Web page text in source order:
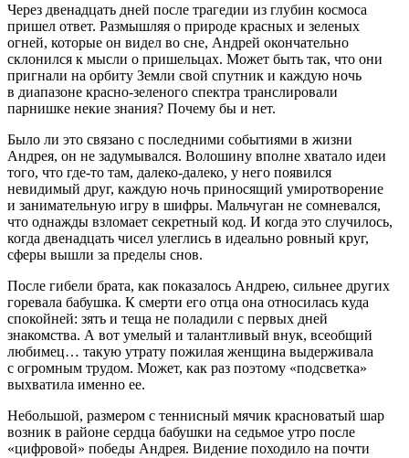
Через двенадцать дней после трагедии из глубин космоса
пришел ответ. Размышляя о природе красных и зеленых
огней, которые он видел во сне, Андрей окончательно
склонился к мысли о пришельцах. Может быть так, что они
пригнали на орбиту Земли свой спутник и каждую ночь
в диапазоне красно-зеленого спектра транслировали
парнишке некие знания? Почему бы и нет.
Было ли это связано с последними событиями в жизни
Андрея, он не задумывался. Волошину вполне хватало идеи
того, что где-то там, далеко-далеко, у него появился
невидимый друг, каждую ночь приносящий умиротворение
и занимательную игру в шифры. Мальчуган не сомневался,
что однажды взломает секретный код. И когда это случилось,
когда двенадцать чисел улеглись в идеально ровный круг,
сферы вышли за пределы снов.
После гибели брата, как показалось Андрею, сильнее других
горевала бабушка. К смерти его отца она относилась куда
спокойней: зять и теща не поладили с первых дней
знакомства. А вот умелый и талантливый внук, всеобщий
любимец… такую утрату пожилая женщина выдерживала
с огромным трудом. Может, как раз поэтому «подсветка»
выхватила именно ее.
Небольшой, размером с теннисный мячик красноватый шар
возник в районе сердца бабушки на седьмое утро после
«цифровой» победы Андрея. Видение походило на почти